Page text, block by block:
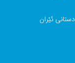
ئێران